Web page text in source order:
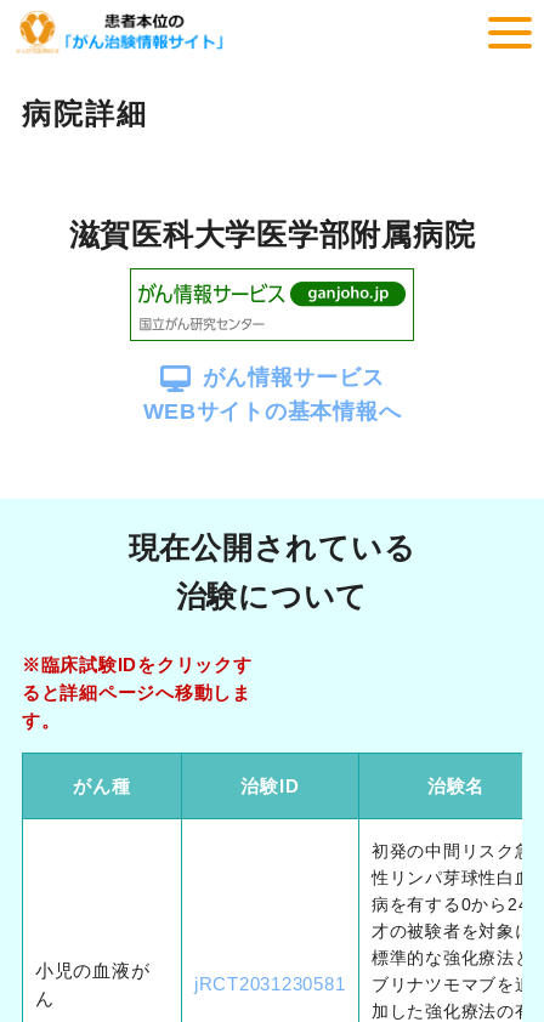
病院詳細
滋賀医科大学医学部附属病院
がん情報サービス
WEBサイトの基本情報へ
現在公開されている
治験について
※臨床試験IDをクリックす
ると詳細ページへ移動しま
す。
がん種 治験ID 治験名
小児の血液が
ん
jRCT2031230581
初発の中間リスク急
性リンパ芽球性白血
病を有する0から24
才の被験者を対象に
標準的な強化療法と
ブリナツモマブを追
加した強化療法の有